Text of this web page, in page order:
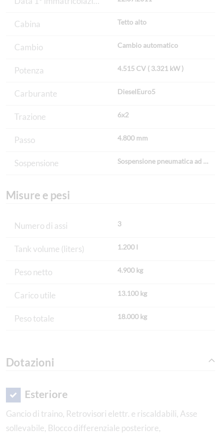
Cabina Tetto alto
Cambio Cambio automatico
Potenza 4.515 CV ( 3.321 kW )
Carburante DieselEuro5
Trazione 6x2
Passo 4.800 mm
Sospensione Sospensione pneumatica ad aria
Misure e pesi
Numero di assi 3
Tank volume (liters) 1.200 l
Peso netto 4.900 kg
Carico utile 13.100 kg
Peso totale 18.000 kg
Dotazioni
Esteriore
Gancio di traino, Retrovisori elettr. e riscaldabili, Asse
sollevabile, Blocco differenziale posteriore,